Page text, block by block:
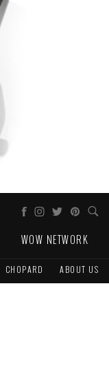
WOW NETWORK
CHOPARD ABOUT US